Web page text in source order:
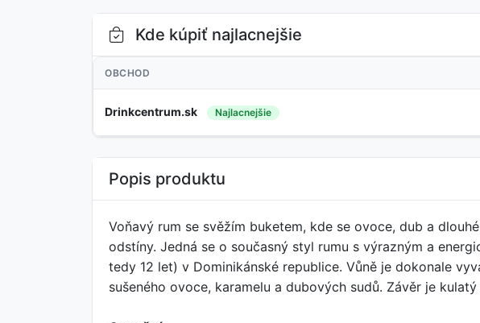
Kde kúpiť najlacnejšie
OBCHOD
Drinkcentrum.sk Najlacnejšie
Popis produktu
Voňavý rum se svěžím buketem, kde se ovoce, dub a
odstíny. Jedná se o současný styl rumu s výrazným a
tedy 12 let) v Dominikánské republice. Vůně je dokonale
sušeného ovoce, karamelu a dubových sudů. Závěr je